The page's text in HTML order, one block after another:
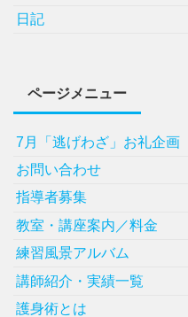
日記
ページメニュー
7月「逃げわざ」お礼企画
お問い合わせ
指導者募集
教室・講座案内／料金
練習風景アルバム
講師紹介・実績一覧
護身術とは